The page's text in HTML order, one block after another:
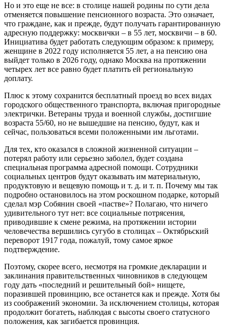
Но и это еще не все: в столице нашей родины по сути дела
отменяется повышение пенсионного возраста. Это означает,
что граждане, как и прежде, будут получать гарантированную
адресную поддержку: москвички – в 55 лет, москвичи – в 60.
Инициатива будет работать следующим образом: к примеру,
женщине в 2022 году исполняется 55 лет, а на пенсию она
выйдет только в 2026 году, однако Москва на протяжении
четырех лет все равно будет платить ей региональную
доплату.
Плюс к этому сохранится бесплатный проезд во всех видах
городского общественного транспорта, включая пригородные
электрички. Ветераны труда и военной службы, достигшие
возраста 55/60, но не вышедшие на пенсию, будут, как и
сейчас, пользоваться всеми положенными им льготами.
Для тех, кто оказался в сложной жизненной ситуации –
потерял работу или серьезно заболел, будет создана
специальная программа адресной помощи. Сотрудники
социальных центров будут оказывать им материальную,
продуктовую и вещевую помощь и т. д. и т. п. Почему мы так
подробно остановилось на этом роскошном подарке, который
сделал мэр Собянин своей «пастве»? Полагаю, что ничего
удивительного тут нет: все социальные потрясения,
приводившие к смене режима, на протяжении истории
человечества вершились сугубо в столицах – Октябрьский
переворот 1917 года, пожалуй, тому самое яркое
подтверждение.
Поэтому, скорее всего, несмотря на громкие декларации и
заклинания правительственных чиновников в следующем
году дать «последний и решительный бой» нищете,
поразившей провинцию, все останется как и прежде. Хотя бы
из соображений экономии. За исключением столицы, которая
продолжит богатеть, наблюдая с высоты своего статусного
положения, как загибается провинция.